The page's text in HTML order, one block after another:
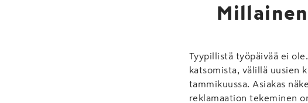
Tyypillistä työpäivää ei
katsomista, välillä uusien
tammikuussa. Asiakas
reklamaation tekeminen